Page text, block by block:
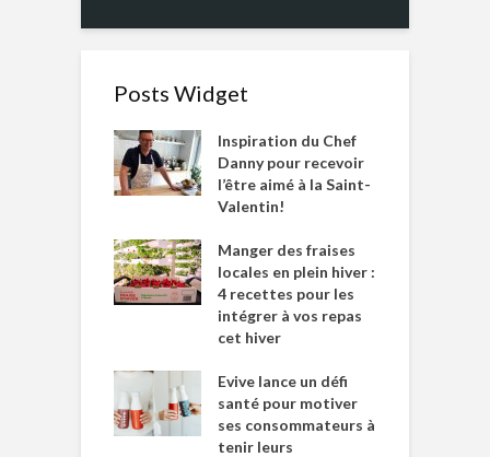
Posts Widget
Inspiration du Chef
Danny pour recevoir
l’être aimé à la Saint-
Valentin!
Manger des fraises
locales en plein hiver :
4 recettes pour les
intégrer à vos repas
cet hiver
Evive lance un défi
santé pour motiver
ses consommateurs à
tenir leurs